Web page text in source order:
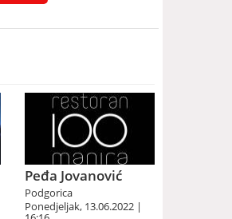
Peđa Jovanović
Podgorica
Ponedjeljak, 13.06.2022 |